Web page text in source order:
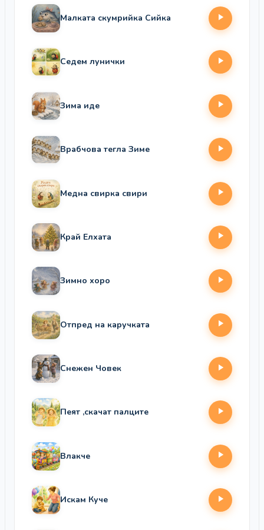
Малката скумрийка Сийка
Седем лунички
Зима иде
Врабчова тегла Зиме
Медна свирка свири
Край Елхата
Зимно хоро
Отпред на каручката
Снежен Човек
Пеят ,скачат палците
Влакче
Искам Куче